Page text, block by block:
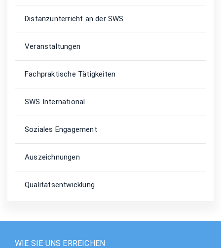
Distanzunterricht an der SWS
Veranstaltungen
Fachpraktische Tätigkeiten
SWS International
Soziales Engagement
Auszeichnungen
Qualitätsentwicklung
WIE SIE UNS ERREICHEN